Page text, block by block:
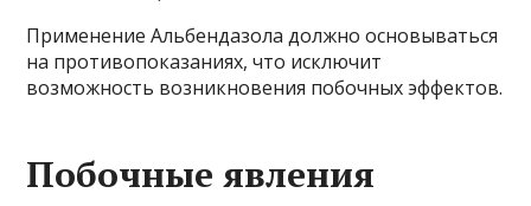
Применение Альбендазола должно основываться
на противопоказаниях, что исключит
возможность возникновения побочных эффектов.
Побочные явления